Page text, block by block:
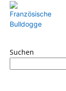
Suchen